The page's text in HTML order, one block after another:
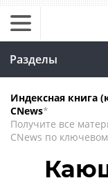
Разделы
Индексная книга
CNews*
Получите все
CNews по